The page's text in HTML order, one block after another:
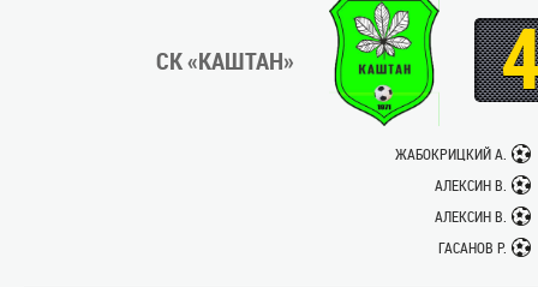
СК «КАШТАН»
ЖАБОКРИЦКИЙ А.
АЛЕКСИН В.
АЛЕКСИН В.
ГАСАНОВ Р.